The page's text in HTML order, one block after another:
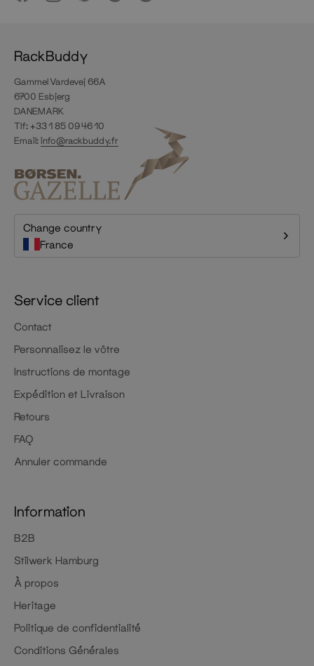
RackBuddy
Gammel Vardevej 66A
6700 Esbjerg
DANEMARK
Tlf: +33 1 85 09 46 10
Email:info@rackbuddy.fr
Change country
France
Service client
Contact
Personnalisez le vôtre
Instructions de montage
Expédition et Livraison
Retours
FAQ
Annuler commande
Information
B2B
Stilwerk Hamburg
À propos
Heritage
Politique de confidentialité
Conditions Générales